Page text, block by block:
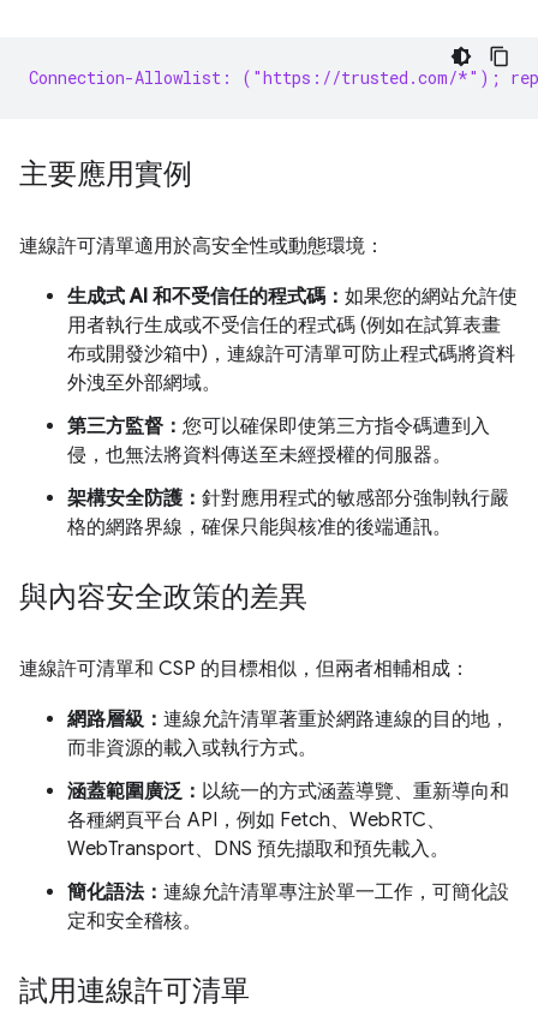
Connection-Allowlist: ("https://trusted.com/*");
主要應用實例
連線許可清單適用於高安全性或動態環境：
生成式 AI 和不受信任的程式碼： 如果您的網站允許使
用者執行生成或不受信任的程式碼 (例如在試算表畫
布或開發沙箱中)，連線許可清單可防止程式碼將資料
外洩至外部網域。
第三方監督： 您可以確保即使第三方指令碼遭到入
侵，也無法將資料傳送至未經授權的伺服器。
架構安全防護： 針對應用程式的敏感部分強制執行嚴
格的網路界線，確保只能與核准的後端通訊。
與內容安全政策的差異
連線許可清單和 CSP 的目標相似，但兩者相輔相成：
網路層級： 連線允許清單著重於網路連線的目的地，
而非資源的載入或執行方式。
涵蓋範圍廣泛： 以統一的方式涵蓋導覽、重新導向和
各種網頁平台 API，例如 Fetch、WebRTC、
WebTransport、DNS 預先擷取和預先載入。
簡化語法： 連線允許清單專注於單一工作，可簡化設
定和安全稽核。
試用連線許可清單